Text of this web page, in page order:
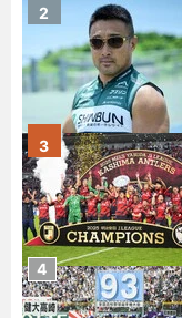
2
3
4